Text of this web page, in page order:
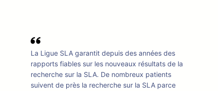
La Ligue SLA garantit depuis des années des
rapports fiables sur les nouveaux résultats de la
recherche sur la SLA. De nombreux patients
suivent de près la recherche sur la SLA parce